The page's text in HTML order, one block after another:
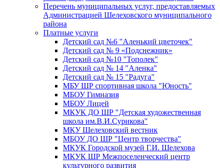
Перечень муниципальных услуг, предоставляемых
Администрацией Шелеховского муниципального
района
Платные услуги
Детский сад №6 "Аленький цветочек"
Детский сад № 9 «Подснежник»
Детский сад №10 "Тополек"
Детский сад № 14 "Аленка"
Детский сад № 15 "Радуга"
МБУ ШР спортивная школа "Юность"
МБОУ Гимназия
МБОУ Лицей
МКУК ДО ШР "Детская художественная
школа им.В.И.Сурикова"
МКУ Шелеховский вестник
МБОУ ДО ШР "Центр творчества"
МКУК Городской музей Г.И. Шелехова
МКУК ШР Межпоселенческий центр
культурного развития